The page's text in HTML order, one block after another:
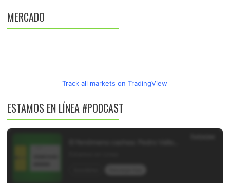
MERCADO
Track all markets on TradingView
ESTAMOS EN LÍNEA #PODCAST